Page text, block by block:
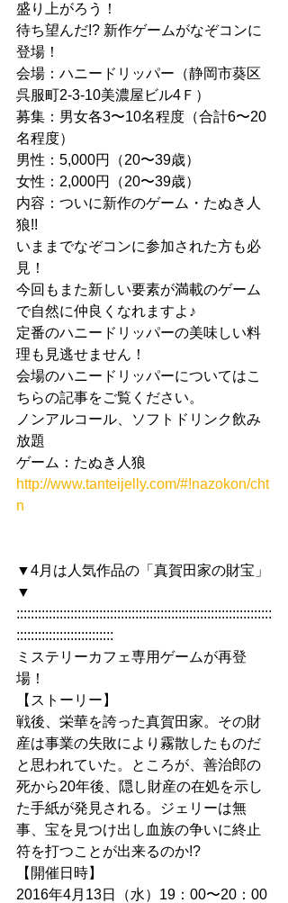
盛り上がろう！
待ち望んだ!? 新作ゲームがなぞコンに
登場！
会場：ハニードリッパー（静岡市葵区
呉服町2-3-10美濃屋ビル4Ｆ）
募集：男女各3〜10名程度（合計6〜20
名程度）
男性：5,000円（20〜39歳）
女性：2,000円（20〜39歳）
内容：ついに新作のゲーム・たぬき人
狼!!
いままでなぞコンに参加された方も必
見！
今回もまた新しい要素が満載のゲーム
で自然に仲良くなれますよ♪
定番のハニードリッパーの美味しい料
理も見逃せません！
会場のハニードリッパーについてはこ
ちらの記事をご覧ください。
ノンアルコール、ソフトドリンク飲み
放題
ゲーム：たぬき人狼
http://www.tanteijelly.com/#!nazokon/cht
n
▼4月は人気作品の「真賀田家の財宝」
▼
:::::::::::::::::::::::::::::::::::::::::::::::::::::::::::::::::::::::
:::::::::::::::::::::::::::
ミステリーカフェ専用ゲームが再登
場！
【ストーリー】
戦後、栄華を誇った真賀田家。その財
産は事業の失敗により霧散したものだ
と思われていた。ところが、善治郎の
死から20年後、隠し財産の在処を示し
た手紙が発見される。ジェリーは無
事、宝を見つけ出し血族の争いに終止
符を打つことが出来るのか!?
【開催日時】
2016年4月13日（水）19：00〜20：00